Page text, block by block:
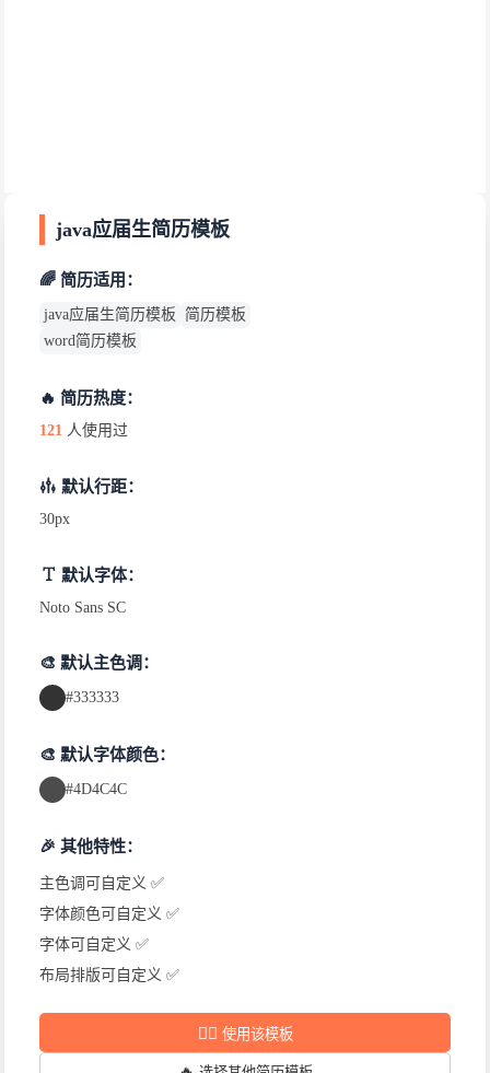
java应届生简历模板
🌈 简历适用：
java应届生简历模板
简历模板
word简历模板
🔥 简历热度：
121 人使用过
默认行距：
30px
默认字体：
Noto Sans SC
🎨 默认主色调：
#333333
🎨 默认字体颜色：
#4D4C4C
🎉 其他特性：
主色调可自定义 ✅
字体颜色可自定义 ✅
字体可自定义 ✅
布局排版可自定义 ✅
✍🏻 使用该模板